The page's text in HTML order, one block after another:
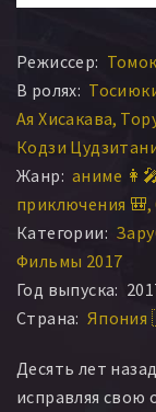
Режиссер:
В ролях:
Ая Хисакава
Кодзи
Жанр: аниме
приключения 🎒
Категории:
Фильмы 2017
Год выпуска:
Страна:
Десять лет
исправляя свою